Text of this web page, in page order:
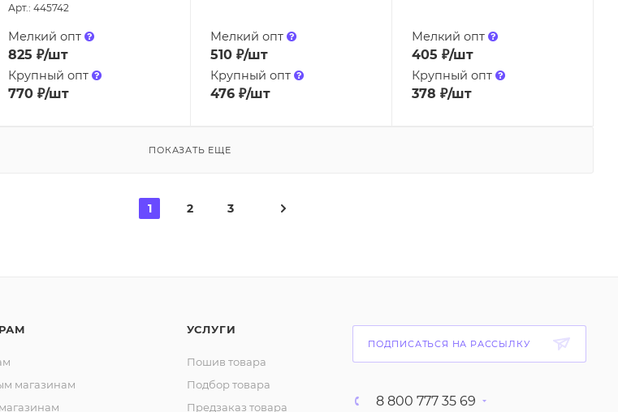
Арт.: 445742
Мелкий опт
825 ₽/шт
Крупный опт
770 ₽/шт
Мелкий опт
510₽/шт
Крупный опт
476₽/шт
Мелкий опт
405 ₽/шт
Крупный опт
378 ₽/шт
ПОКАЗАТЬ ЕЩЕ
1 2 3
магазинам
УСЛУГИ
Пошив товара
Подбор товара
Предзаказ товара
ПОДПИСАТЬСЯ НА РАССЫЛКУ
8 800 777 35 69